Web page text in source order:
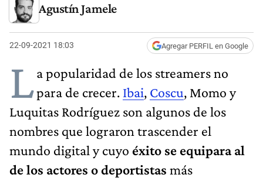
Agustín Jamele
22-09-2021 18:03 Agregar PERFIL en Google
La popularidad de los streamers no
para de crecer. Ibai, Coscu, Momo y
Luquitas Rodríguez son algunos de los
nombres que lograron trascender el
mundo digital y cuyo éxito se equipara al
de los actores o deportistas más